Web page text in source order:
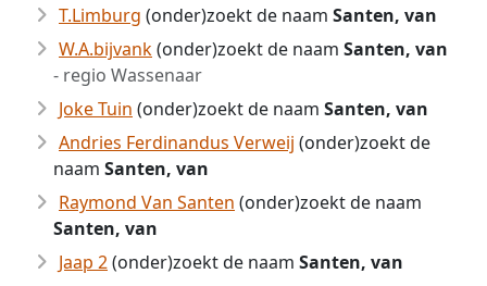
T.Limburg (onder)zoekt de naam Santen, van
W.A.bijvank(onder)zoekt de naam Santen, van
- regio Wassenaar
Joke Tuin (onder)zoekt de naam Santen, van
Andries Ferdinandus Verweij (onder)zoekt de
naam Santen, van
Raymond Van Santen (onder)zoekt de naam
Santen, van
Jaap 2(onder)zoekt de naam Santen, van